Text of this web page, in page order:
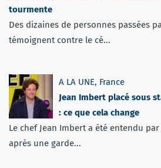
tourmente
Des dizaines de personnes passées
témoignent contre le cé...
A LA UNE, France
Jean Imbert placé sous
: ce que cela change
Le chef Jean Imbert a été entendu
après une garde...